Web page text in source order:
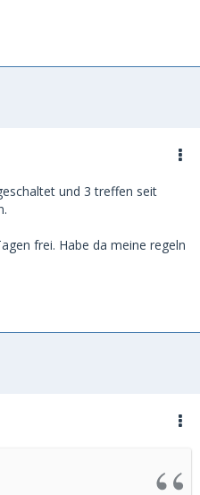
und 3 treffen seit
frei. Habe da meine regeln